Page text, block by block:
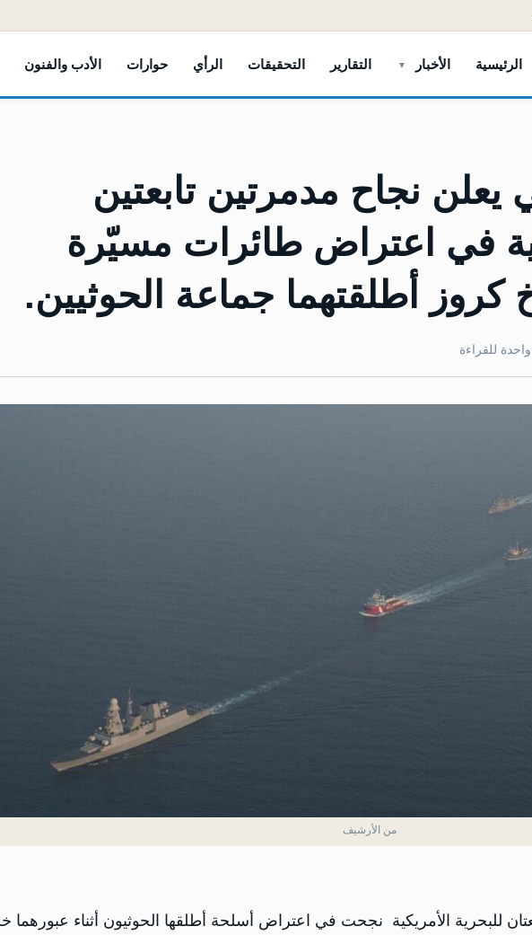
الرئيسية الأخبار التقارير التحقيقات الرأي حوارات الأدب والفنون
يعلن نجاح مدمرتين تابعتين
في اعتراض طائرات مسيّرة
كروز أطلقتهما جماعة الحوثيين.
للقراءة
من الأرشيف
للبحرية الأمريكية نجحت في اعتراض أسلحة أطلقها الحوثيون أثناء عبورهما